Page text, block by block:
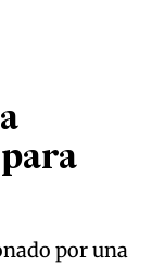
por una